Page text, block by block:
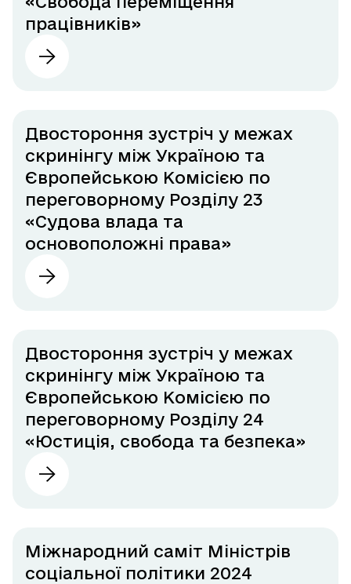
працівників»
Двостороння зустріч у межах
скринінгу між Україною та
Європейською Комісією по
переговорному Розділу 23
«Судова влада та
основоположні права»
Двостороння зустріч у межах
скринінгу між Україною та
Європейською Комісією по
переговорному Розділу 24
«Юстиція, свобода та безпека»
Міжнародний саміт Міністрів
соціальної політики 2024